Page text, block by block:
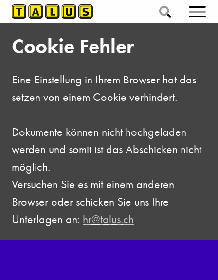
Cookie Fehler
Eine Einstellung in Ihrem Browser hat das
setzen von einem Cookie verhindert.
Dokumente können nicht hochgeladen
werden und somit ist das Abschicken nicht
möglich.
Versuchen Sie es mit einem anderen
Browser oder schicken Sie uns Ihre
Unterlagen an: hr t l s ch